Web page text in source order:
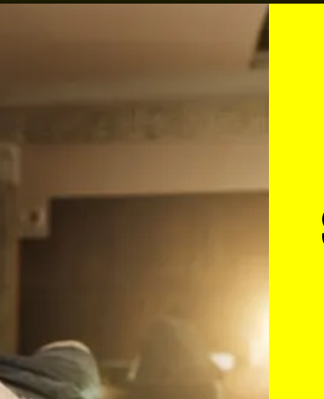
una email
possedete
merce viene inviata tramite
(iva compresa) per ordini fino
a €55: € 5,90 + iva fino a 3 Kg
alla consegna ha un
Si
dal